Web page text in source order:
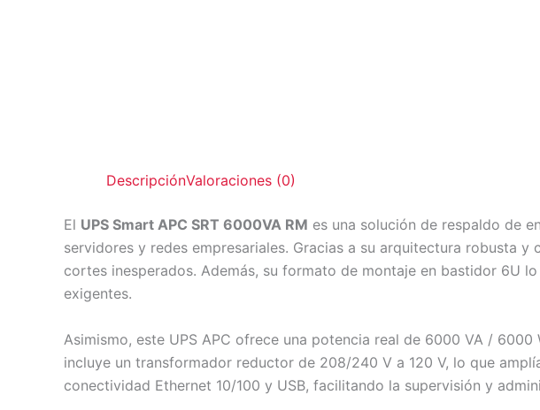
DescripciónValoraciones (0)
El UPS Smart APC SRT 6000VA RM es una solución de respaldo de
servidores y redes empresariales. Gracias a su arquitectura robusta
cortes inesperados. Además, su formato de montaje en bastidor 6U
exigentes.
Asimismo, este UPS APC ofrece una potencia real de 6000 VA /
incluye un transformador reductor de 208/240 V a 120 V, lo que
conectividad Ethernet 10/100 y USB, facilitando la supervisión y